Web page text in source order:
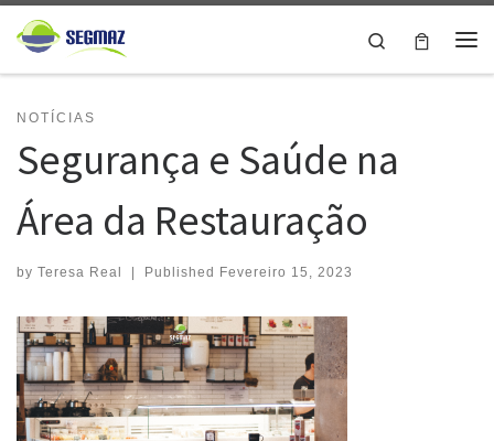
Skip to content
Search
NOTÍCIAS
Segurança e Saúde na
Área da Restauração
by Teresa Real Published Fevereiro 15, 2023